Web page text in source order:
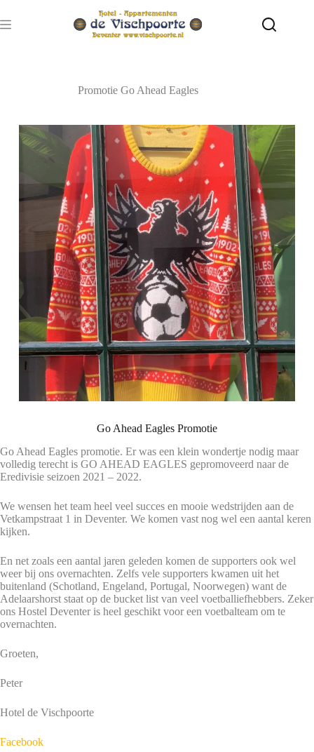
naar
de
Promotie Go Ahead Eagles
Go Ahead Eagles Promotie
Go Ahead Eagles promotie. Er was een klein wondertje nodig maar
volledig terecht is GO AHEAD EAGLES gepromoveerd naar de
Eredivisie seizoen 2021 – 2022.
We wensen het team heel veel succes en mooie wedstrijden aan de
Vetkampstraat 1 in Deventer. We komen vast nog wel een aantal keren
kijken.
En net zoals een aantal jaren geleden komen de supporters ook wel
weer bij ons overnachten. Zelfs vele supporters kwamen uit het
buitenland (Schotland, Engeland, Portugal, Noorwegen) want de
Adelaarshorst staat op de bucket list van veel voetballiefhebbers. Zeker
ons Hostel Deventer is heel geschikt voor een voetbalteam om te
overnachten.
Groeten,
Peter
Hotel de Vischpoorte
Facebook